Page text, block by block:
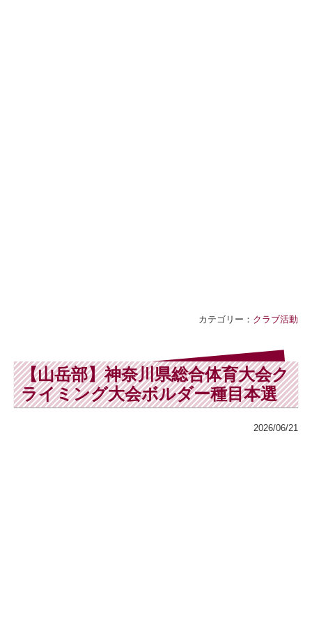
カテゴリー： クラブ活動
【山岳部】神奈川県総合体育大会ク
ライミング大会ボルダー種目本選
2026/06/21